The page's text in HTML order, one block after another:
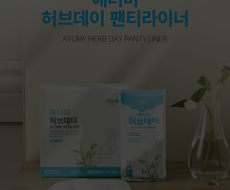
허브데이 팬티라이너
ATOMY HERB DAY PANTY LINER